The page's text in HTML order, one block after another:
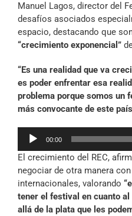
audio
Manuel Lagos, director del
desafíos asociados
espacio, destacando que
“crecimiento exponencial”
“Es una realidad que va
es poder enfrentar esa
problema porque somos un
más convocante de este
Reproductor
audio
00:00
El crecimiento del REC,
negociar de otra manera
internacionales, valorando
tener el festival en cuanto
allá de la plata que les